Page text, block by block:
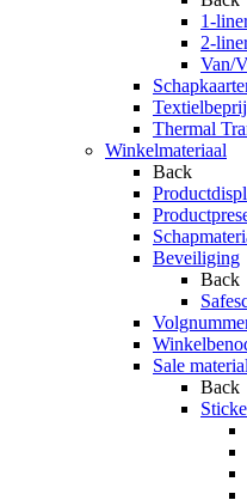
1-
2-
Van/
Thermal
Winkelmateriaal
Back
Beveiliging
Back
Sale
Back